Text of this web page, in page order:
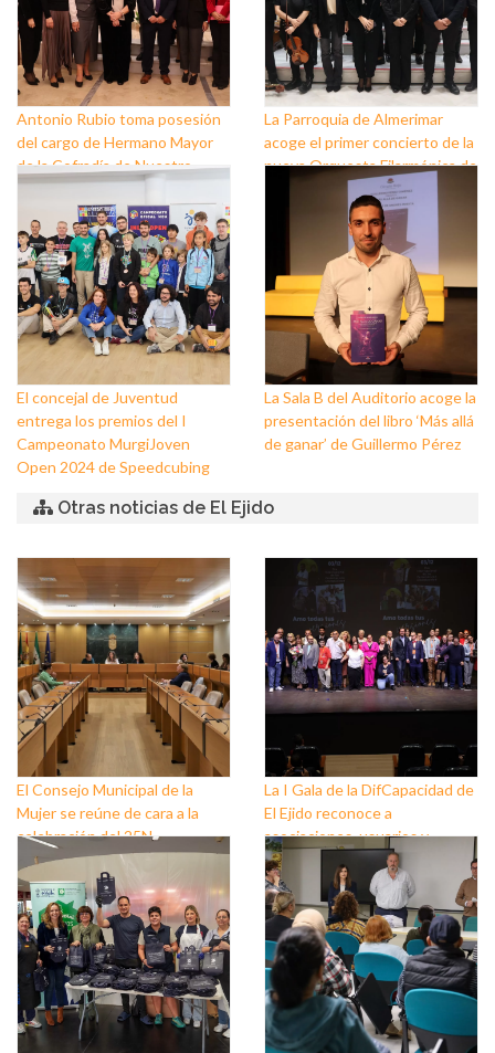
Antonio Rubio toma posesión
del cargo de Hermano Mayor
de la Cofradía de Nuestro
Padre Jesús Nazareno y
Nuestra Señora de los Dolores
de Balerma
La Parroquia de Almerimar
acoge el primer concierto de la
nueva Orquesta Filarmónica de
El concejal de Juventud
entrega los premios del I
Campeonato MurgiJoven
Open 2024 de Speedcubing
La Sala B del Auditorio acoge la
presentación del libro ‘Más allá
de ganar’ de Guillermo Pérez
Otras noticias de El Ejido
El Consejo Municipal de la
Mujer se reúne de cara a la
celebración del 25N
La I Gala de la DifCapacidad de
El Ejido reconoce a
asociaciones, usuarios y
personas que trabajan a favor
de este colectivo